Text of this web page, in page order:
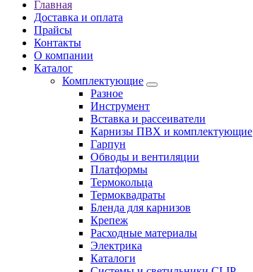
Главная
Доставка и оплата
Прайсы
Контакты
О компании
Каталог
Комплектующие
Разное
Инструмент
Вставка и рассеиватели
Карнизы ПВХ и комплектующие
Гарпун
Обводы и вентиляции
Платформы
Термокольца
Термоквадраты
Бленда для карнизов
Крепеж
Расходные материалы
Электрика
Каталоги